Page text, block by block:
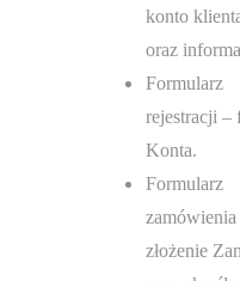
konto
oraz
Formularz
rejestracji –
Konta.
Formularz
złożenie